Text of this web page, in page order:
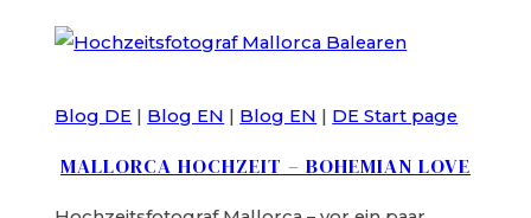
Indie
Inspiration
Blog DE | Blog EN | Blog EN | DE Start page
MALLORCA HOCHZEIT – BOHEMIAN LOVE